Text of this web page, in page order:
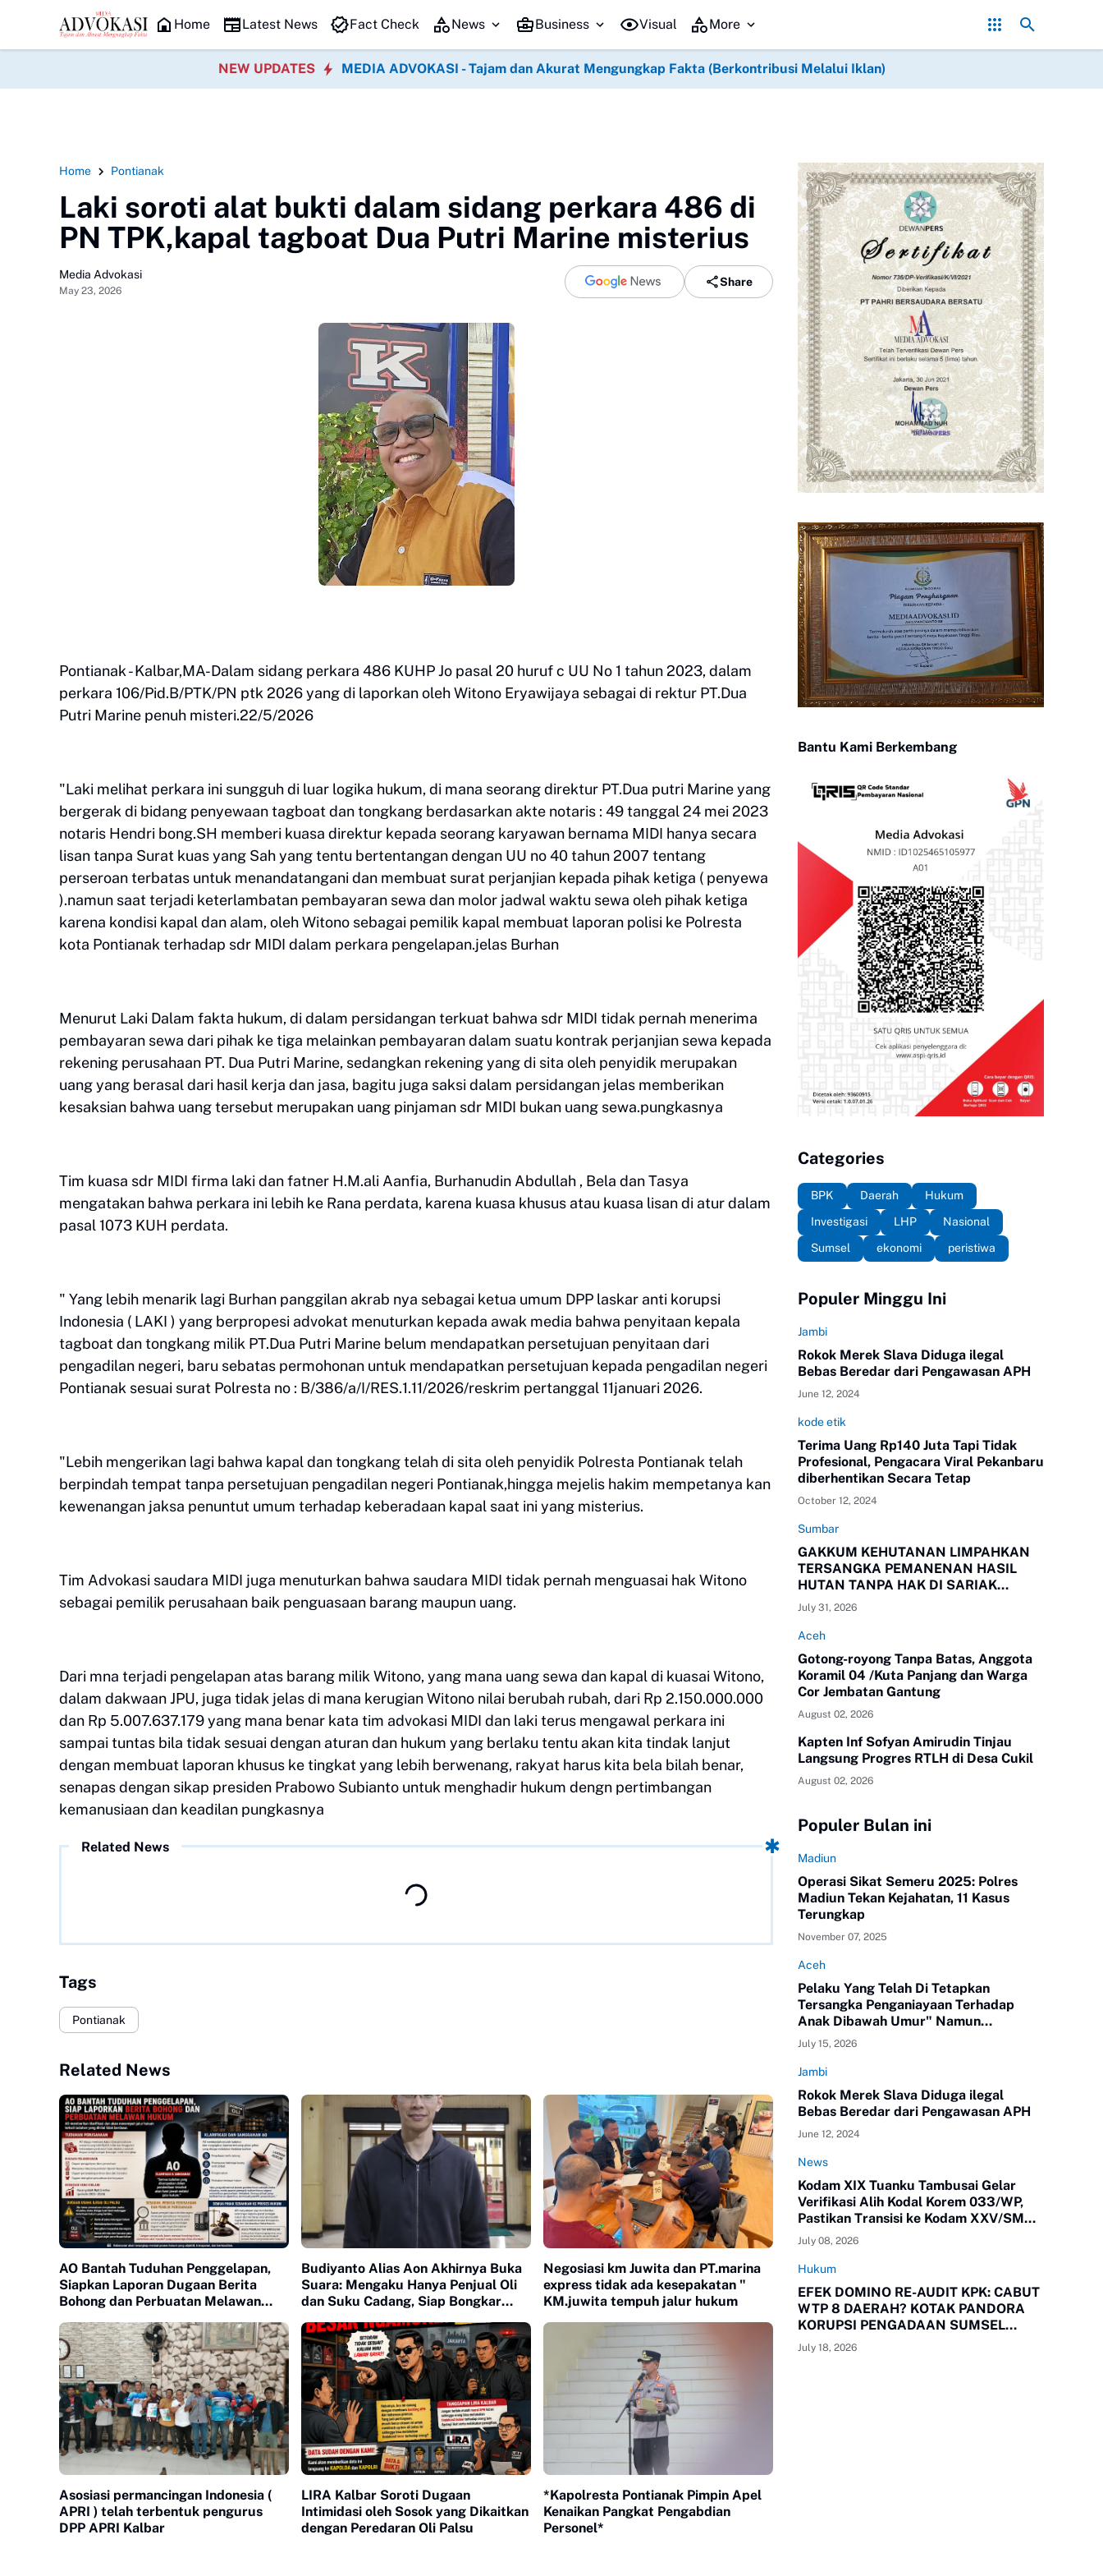
HEADLINE Artco dan Angkong, Alat Pendukung Percepatan
Home Latest News Fact Check News Business Visual More
NEW UPDATES MEDIA ADVOKASI - Tajam dan Akurat Mengungkap Fakta (Berkontribusi Melalui Iklan)
Home Pontianak
Laki soroti alat bukti dalam sidang perkara 486 di
PN TPK,kapal tagboat Dua Putri Marine misterius
Media Advokasi
May 23, 2026
Share
Pontianak - Kalbar,MA-Dalam sidang perkara 486 KUHP Jo pasal 20 huruf c UU No 1 tahun 2023, dalam
perkara 106/Pid.B/PTK/PN ptk 2026 yang di laporkan oleh Witono Eryawijaya sebagai di rektur PT.Dua
Putri Marine penuh misteri.22/5/2026
"Laki melihat perkara ini sungguh di luar logika hukum, di mana seorang direktur PT.Dua putri Marine yang
bergerak di bidang penyewaan tagboat dan tongkang berdasarkan akte notaris : 49 tanggal 24 mei 2023
notaris Hendri bong.SH memberi kuasa direktur kepada seorang karyawan bernama MIDI hanya secara
lisan tanpa Surat kuas yang Sah yang tentu bertentangan dengan UU no 40 tahun 2007 tentang
perseroan terbatas untuk menandatangani dan membuat surat perjanjian kepada pihak ketiga ( penyewa
).namun saat terjadi keterlambatan pembayaran sewa dan molor jadwal waktu sewa oleh pihak ketiga
karena kondisi kapal dan alam, oleh Witono sebagai pemilik kapal membuat laporan polisi ke Polresta
kota Pontianak terhadap sdr MIDI dalam perkara pengelapan.jelas Burhan
Menurut Laki Dalam fakta hukum, di dalam persidangan terkuat bahwa sdr MIDI tidak pernah menerima
pembayaran sewa dari pihak ke tiga melainkan pembayaran dalam suatu kontrak perjanjian sewa kepada
rekening perusahaan PT. Dua Putri Marine, sedangkan rekening yang di sita oleh penyidik merupakan
uang yang berasal dari hasil kerja dan jasa, bagitu juga saksi dalam persidangan jelas memberikan
kesaksian bahwa uang tersebut merupakan uang pinjaman sdr MIDI bukan uang sewa.pungkasnya
Tim kuasa sdr MIDI firma laki dan fatner H.M.ali Aanfia, Burhanudin Abdullah , Bela dan Tasya
mengatakan bahwa perkara ini lebih ke Rana perdata, karena kuasa khusus atau kuasa lisan di atur dalam
pasal 1073 KUH perdata.
" Yang lebih menarik lagi Burhan panggilan akrab nya sebagai ketua umum DPP laskar anti korupsi
Indonesia ( LAKI ) yang berpropesi advokat menuturkan kepada awak media bahwa penyitaan kepala
tagboat dan tongkang milik PT.Dua Putri Marine belum mendapatkan persetujuan penyitaan dari
pengadilan negeri, baru sebatas permohonan untuk mendapatkan persetujuan kepada pengadilan negeri
Pontianak sesuai surat Polresta no : B/386/a/I/RES.1.11/2026/reskrim pertanggal 11januari 2026.
"Lebih mengerikan lagi bahwa kapal dan tongkang telah di sita oleh penyidik Polresta Pontianak telah
berpindah tempat tanpa persetujuan pengadilan negeri Pontianak,hingga mejelis hakim mempetanya kan
kewenangan jaksa penuntut umum terhadap keberadaan kapal saat ini yang misterius.
Tim Advokasi saudara MIDI juga menuturkan bahwa saudara MIDI tidak pernah menguasai hak Witono
sebagai pemilik perusahaan baik penguasaan barang maupun uang.
Dari mna terjadi pengelapan atas barang milik Witono, yang mana uang sewa dan kapal di kuasai Witono,
dalam dakwaan JPU, juga tidak jelas di mana kerugian Witono nilai berubah rubah, dari Rp 2.150.000.000
dan Rp 5.007.637.179 yang mana benar kata tim advokasi MIDI dan laki terus mengawal perkara ini
sampai tuntas bila tidak sesuai dengan aturan dan hukum yang berlaku tentu akan kita tindak lanjut
dengan membuat laporan khusus ke tingkat yang lebih berwenang, rakyat harus kita bela bilah benar,
senapas dengan sikap presiden Prabowo Subianto untuk menghadir hukum dengn pertimbangan
kemanusiaan dan keadilan pungkasnya
Related News
Tags
Pontianak
Related News
AO Bantah Tuduhan Penggelapan,
Siapkan Laporan Dugaan Berita
Bohong dan Perbuatan Melawan
Budiyanto Alias Aon Akhirnya Buka
Suara: Mengaku Hanya Penjual Oli
dan Suku Cadang, Siap Bongkar
Negosiasi km Juwita dan PT.marina
express tidak ada kesepakatan "
KM.juwita tempuh jalur hukum
Asosiasi permancingan Indonesia (
APRI ) telah terbentuk pengurus
DPP APRI Kalbar
LIRA Kalbar Soroti Dugaan
Intimidasi oleh Sosok yang Dikaitkan
dengan Peredaran Oli Palsu
*Kapolresta Pontianak Pimpin Apel
Kenaikan Pangkat Pengabdian
Personel*
Bantu Kami Berkembang
Categories
BPK Daerah
Hukum
Investigasi
LHP
Nasional
Sumsel
ekonomi peristiwa
Populer Minggu Ini
Jambi
Rokok Merek Slava Diduga ilegal
Bebas Beredar dari Pengawasan APH
June 12, 2024
kode etik
Terima Uang Rp140 Juta Tapi Tidak
Profesional, Pengacara Viral Pekanbaru
diberhentikan Secara Tetap
October 12, 2024
Sumbar
GAKKUM KEHUTANAN LIMPAHKAN
TERSANGKA PEMANENAN HASIL
HUTAN TANPA HAK DI SARIAK
BAYANG KEPADA KEJAKSAAN
NEGERI SOLOK, SUMBAR
July 31, 2026
Aceh
Gotong-royong Tanpa Batas, Anggota
Koramil 04 /Kuta Panjang dan Warga
Cor Jembatan Gantung
August 02, 2026
Kapten Inf Sofyan Amirudin Tinjau
Langsung Progres RTLH di Desa Cukil
August 02, 2026
Populer Bulan ini
Madiun
Operasi Sikat Semeru 2025: Polres
Madiun Tekan Kejahatan, 11 Kasus
Terungkap
November 07, 2025
Aceh
Pelaku Yang Telah Di Tetapkan
Tersangka Penganiayaan Terhadap
Anak Dibawah Umur" Namun
Melenggang Bebas Keluar Dari Polres
ATAM
July 15, 2026
Jambi
Rokok Merek Slava Diduga ilegal
Bebas Beredar dari Pengawasan APH
June 12, 2024
News
Kodam XIX Tuanku Tambusai Gelar
Verifikasi Alih Kodal Korem 033/WP,
Pastikan Transisi ke Kodam XXV/SMR
Berjalan Optimal
July 08, 2026
Hukum
EFEK DOMINO RE-AUDIT KPK: CABUT
WTP 8 DAERAH? KOTAK PANDORA
KORUPSI PENGADAAN SUMSEL
RESMI TERBUKA!
July 18, 2026